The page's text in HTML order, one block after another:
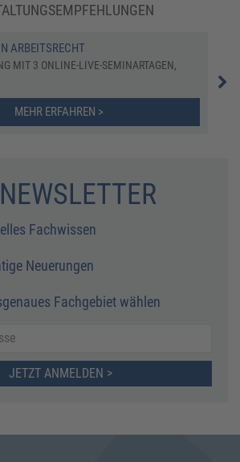
ARBEITSRECHT
MIT 3 ONLINE-LIVE-SEMINARTAGEN,
MEHR ERFAHREN >
NEWSLETTER
Fachwissen
Neuerungen
Fachgebiet wählen
JETZT ANMELDEN >